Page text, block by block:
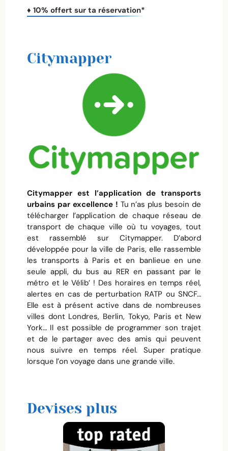
♦ 10% offert sur ta réservation*
Citymapper
Citymapper est l’application de transports
urbains par excellence ! Tu n’as plus besoin de
télécharger l’application de chaque réseau de
transport de chaque ville où tu voyages, tout
est rassemblé sur Citymapper. D’abord
développée pour la ville de Paris, elle rassemble
les transports à Paris et en banlieue en une
seule appli, du bus au RER en passant par le
métro et le Vélib’ ! Des horaires en temps réel,
alertes en cas de perturbation RATP ou SNCF…
Elle est à présent active dans de nombreuses
villes dont Londres, Berlin, Tokyo, Paris et New
York… Il est possible de programmer son trajet
et de le partager avec des amis qui peuvent
nous suivre en temps réel. Super pratique
lorsque l’on voyage dans une grande ville.
Devises plus